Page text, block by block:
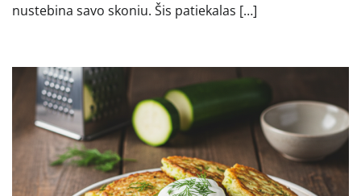
nustebina savo skoniu. Šis patiekalas […]